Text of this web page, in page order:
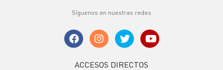
Síguenos en nuestras redes
ACCESOS DIRECTOS